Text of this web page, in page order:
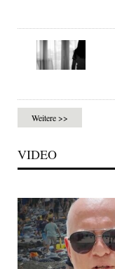
Weitere >>
VIDEO